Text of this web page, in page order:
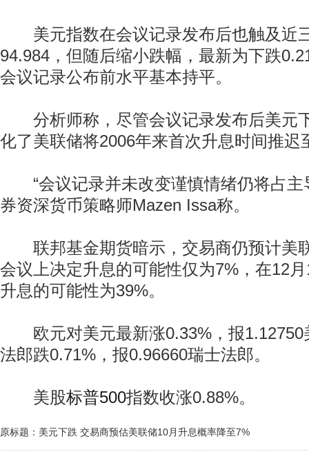
美元指数在会议记录发布后也触及近
94.984，但随后缩小跌幅，最新为下跌
会议记录公布前水平基本持平。
分析师称，尽管会议记录发布后美元
化了美联储将2006年来首次升息时间推迟
“会议记录并未改变谨慎情绪仍将占主
券资深货币策略师Mazen Issa称。
联邦基金期货暗示，交易商仍预计美
会议上决定升息的可能性仅为7%，在12
升息的可能性为39%。
欧元对美元最新涨0.33%，报1.12750
法郎跌0.71%，报0.96660瑞士法郎。
美股标普500指数收涨0.88%。
原标题：美元下跌 交易商预估美联储10月升息概率降至7%